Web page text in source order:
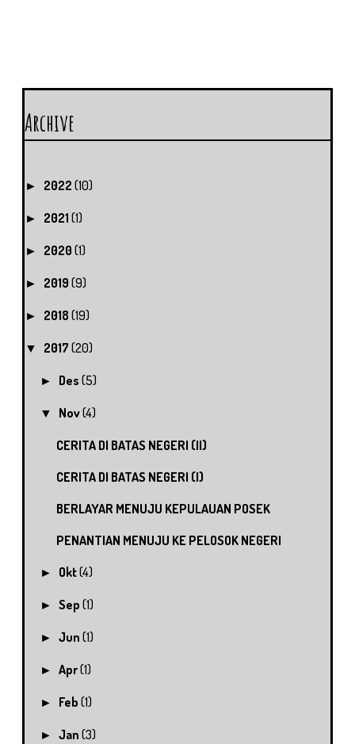
Archive
► 2022 (10)
► 2021 (1)
► 2020 (1)
► 2019 (9)
► 2018 (19)
▼ 2017 (20)
► Des(5)
▼ Nov(4)
CERITA DI BATAS NEGERI (II)
CERITA DI BATAS NEGERI (I)
BERLAYAR MENUJU KEPULAUAN POSEK
PENANTIAN MENUJU KE PELOSOK NEGERI
► Okt(4)
►Sep(1)
►Jun(1)
►Apr(1)
► Feb(1)
►Jan(3)